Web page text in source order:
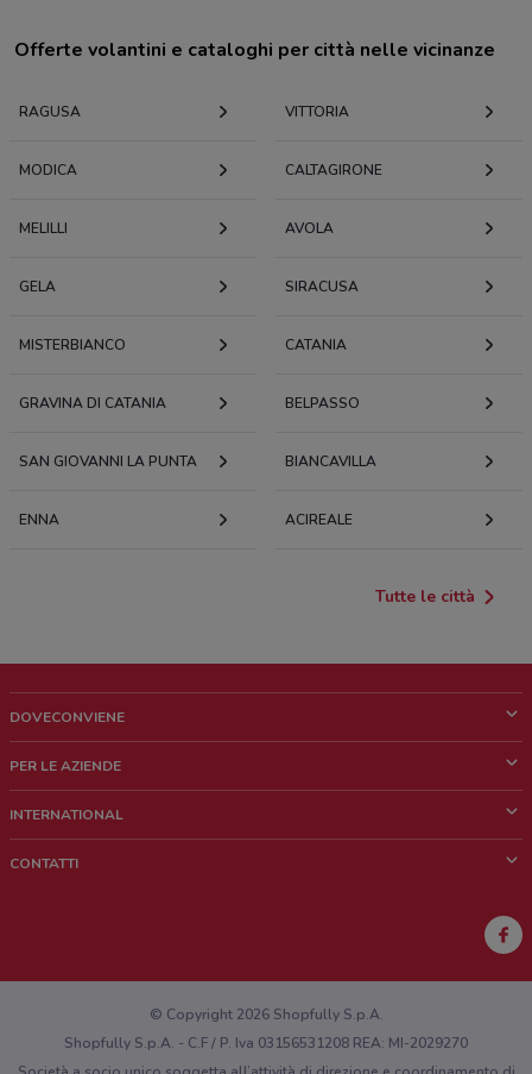
Offerte volantini e cataloghi per città nelle vicinanze
RAGUSA VITTORIA
MODICA CALTAGIRONE
MELILLI AVOLA
GELA SIRACUSA
MISTERBIANCO CATANIA
GRAVINA DI CATANIA BELPASSO
SAN GIOVANNI LA PUNTA BIANCAVILLA
ENNA ACIREALE
Tutte le città
DOVECONVIENE
Chi siamo
Lavora con noi
PER LE AZIENDE
Richieste commerciali e marketing
INTERNATIONAL
CONTATTI
Hai un malfunzionamento sul web o sull'app?
© Copyright 2026 Shopfully S.p.A.
Shopfully S.p.A. - C.F / P. Iva 03156531208 REA: MI-2029270